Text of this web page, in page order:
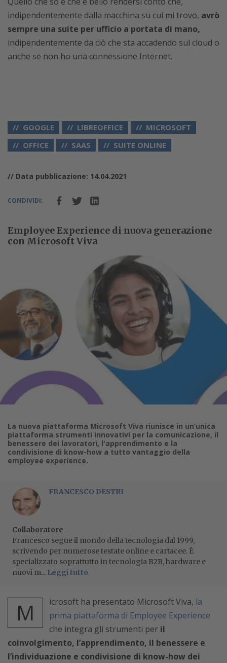
indipendentemente dalla macchina su cui mi trovo, avrò
sempre una suite per ufficio a portata di mano,
indipendentemente da ciò che sta accadendo sul cloud o
anche se non ho una connessione Internet.
GOOGLE LIBREOFFICE
MICROSOFT
OFFICE
SAAS SUITE ONLINE
// Data pubblicazione: 14.04.2021
CONDIVIDI:
Employee Experience di nuova generazione
con Microsoft Viva
La nuova piattaforma Microsoft Viva riunisce in un’unica
piattaforma strumenti innovativi per la comunicazione, il
benessere dei lavoratori, l'apprendimento e la
condivisione di know-how a tutto vantaggio della
employee experience.
FRANCESCO DESTRI
Collaboratore
Francesco segue il mondo della tecnologia dal 1999,
scrivendo per numerose testate online e cartacee. È
specializzato soprattutto in tecnologia B2B, hardware e
nuovi m... Leggi tutto
M icrosoft ha presentato Microsoft Viva, la
prima piattaforma di Employee Experience
che integra gli strumenti per il
coinvolgimento, l’apprendimento, il benessere e
l’individuazione e condivisione di know-how dei